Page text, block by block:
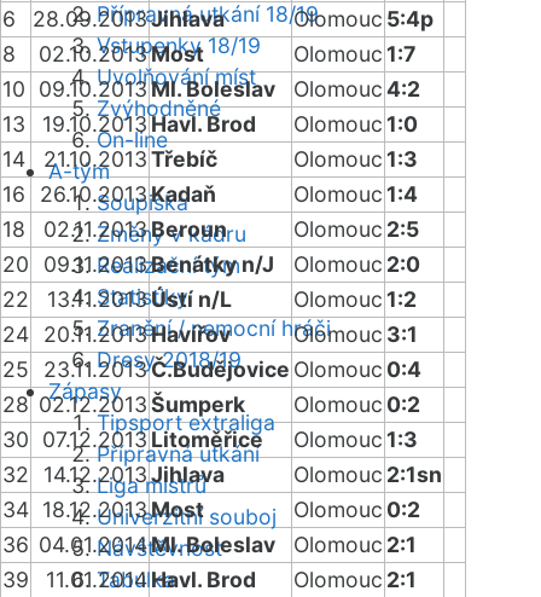
Přípravná utkání 18/19
Vstupenky 18/19
Uvolňování míst
Zvýhodněné
On-line
A-tým
Soupiska
Změny v kádru
Realizační tým
Statistiky
Zranění / nemocní hráči
Dresy 2018/19
Zápasy
Tipsport extraliga
Přípravná utkání
Liga mistrů
Univerzitní souboj
Návštěvnost
Tabulka
6
28.09.2013Jihlava Olomouc 5:4p
8
02.10.2013Most Olomouc 1:7
10
09.10.2013Ml. Boleslav Olomouc4:2
13
19.10.2013Havl. Brod Olomouc 1:0
14
21.10.2013Třebíč Olomouc 1:3
16
26.10.2013Kadaň Olomouc 1:4
18
02.11.2013Beroun Olomouc 2:5
20
09.11.2013Benátky n/J Olomouc 2:0
22
13.11.2013Ústí n/L Olomouc 1:2
24
20.11.2013Havířov Olomouc 3:1
25
23.11.2013Č.Budějovice Olomouc 0:4
28 02.12.2013Šumperk Olomouc 0:2
30
07.12.2013 Litoměřice Olomouc 1:3
32
14.12.2013Jihlava Olomouc 2:1sn
34 18.12.2013Most Olomouc 0:2
36 04.01.2014Ml. Boleslav Olomouc 2:1
39
11.01.2014Havl. Brod Olomouc 2:1